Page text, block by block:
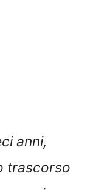
anni,
trascorso